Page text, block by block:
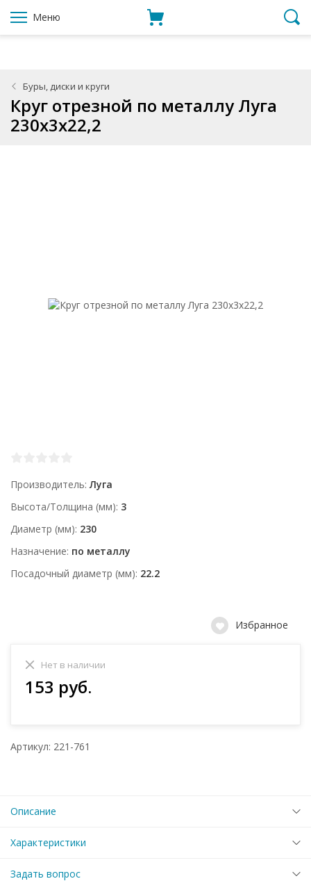
Меню
Буры, диски и круги
Круг отрезной по металлу Луга
230x3x22,2
Производитель Луга
Высота/Толщина (мм) 3
Диаметр (мм) 230
Назначение по металлу
Посадочный диаметр (мм) 22.2
Избранное
Нет в наличии
153 руб.
Артикул: 221-761
Описание
Характеристики
Задать вопрос